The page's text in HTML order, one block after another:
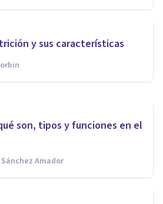
y sus características
la ansiedad por
8 pasos
son, tipos y funciones en el
Amador